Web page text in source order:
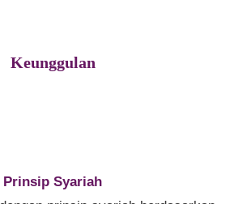
Keunggulan
Prinsip Syariah